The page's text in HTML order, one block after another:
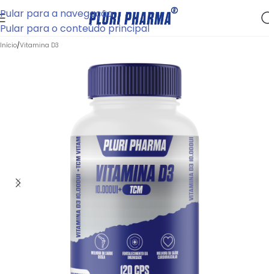
Pular para a navegação
Pular para o conteúdo principal
Início/Vitamina D3